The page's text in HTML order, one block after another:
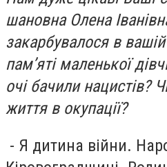
шановна Олена
закарбувалося в вашій
пам’яті маленької
очі бачили нацистів?
життя в окупації?
- Я дитина війни.